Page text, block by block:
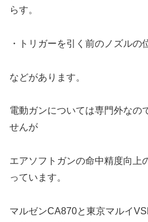
らす。
・トリガーを引く前のノズルの
などがあります。
電動ガンについては専門外なの
せんが
エアソフトガンの命中精度向上
っています。
マルゼンCA870と東京マルイ